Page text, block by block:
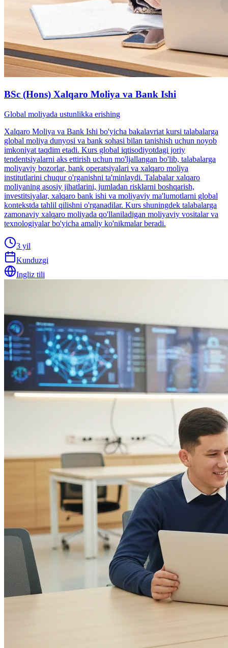
BSc (Hons) Xalqaro Moliya va Bank Ishi
Global moliyada ustunlikka erishing
Xalqaro Moliya va Bank Ishi bo'yicha bakalavriat kursi talabalarga
global moliya dunyosi va bank sohasi bilan tanishish uchun noyob
imkoniyat taqdim etadi. Kurs global iqtisodiyotdagi joriy
tendentsiyalarni aks ettirish uchun mo'ljallangan bo'lib, talabalarga
moliyaviy bozorlar, bank operatsiyalari va xalqaro moliya
institutlarini chuqur o'rganishni ta'minlaydi. Talabalar xalqaro
moliyaning asosiy jihatlarini, jumladan risklarni boshqarish,
investitsiyalar, xalqaro bank ishi va moliyaviy ma'lumotlarni global
kontekstda tahlil qilishni o'rganadilar. Kurs shuningdek talabalarga
zamonaviy xalqaro moliyada qo'llaniladigan moliyaviy vositalar va
texnologiyalar bo'yicha amaliy ko'nikmalar beradi.
3 yil
Kunduzgi
Ingliz tili